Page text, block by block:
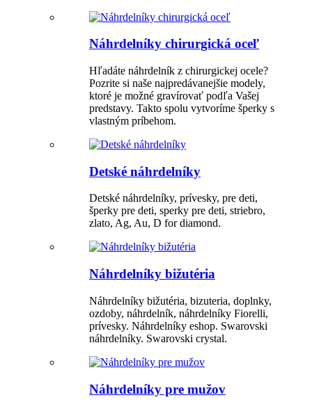
Náhrdelníky chirurgická oceľ
Hľadáte náhrdelník z chirurgickej ocele?
Pozrite si naše najpredávanejšie modely,
ktoré je možné gravírovať podľa Vašej
predstavy. Takto spolu vytvoríme šperky s
vlastným príbehom.
Detské náhrdelníky
Detské náhrdelníky, prívesky, pre deti,
šperky pre deti, sperky pre deti, striebro,
zlato, Ag, Au, D for diamond.
Náhrdelníky bižutéria
Náhrdelníky bižutéria, bizuteria, doplnky,
ozdoby, náhrdelník, náhrdelníky Fiorelli,
prívesky. Náhrdelníky eshop. Swarovski
náhrdelníky. Swarovski crystal.
Náhrdelníky pre mužov